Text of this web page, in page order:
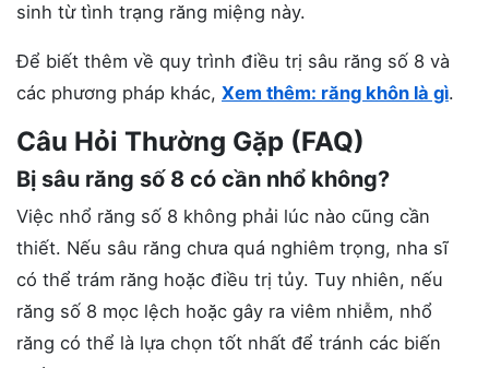
sinh từ tình trạng răng miệng này.
Để biết thêm về quy trình điều trị sâu răng số 8 và
các phương pháp khác, Xem thêm: răng khôn là gì.
Câu Hỏi Thường Gặp (FAQ)
Bị sâu răng số 8 có cần nhổ không?
Việc nhổ răng số 8 không phải lúc nào cũng cần
thiết. Nếu sâu răng chưa quá nghiêm trọng, nha sĩ
có thể trám răng hoặc điều trị tủy. Tuy nhiên, nếu
răng số 8 mọc lệch hoặc gây ra viêm nhiễm, nhổ
răng có thể là lựa chọn tốt nhất để tránh các biến